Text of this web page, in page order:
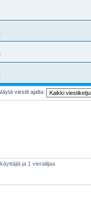
viestit ajalta:
ja 1 vierailijaa